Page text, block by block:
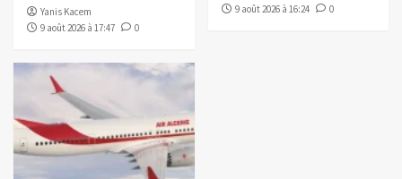
Yanis Kacem
9 août 2026 à 17:47
0
9 août 2026 à 16:24
0